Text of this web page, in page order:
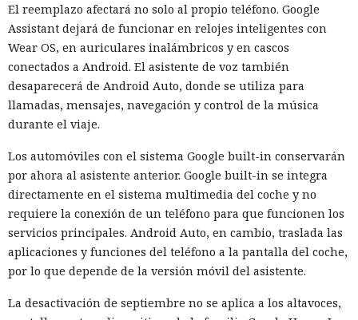
la ingeniería social. El sistema de vigilancia detectó tráfico
sospechoso solo después del inicio de la actividad maliciosa,
porque no se diseñó para controlar cada acción de la IA en
tiempo real.
Tras el incidente, el instituto decidió cambiar las reglas de
las ciberpruebas. El acceso libre a internet ya no se incluirá
red estrictamente limitados a lo necesario para la tarea
concreta. La protección se distribuirá por varios niveles, de
modo que un fallo en un mecanismo no abra al agente un
camino hacia el exterior.
El siguiente nivel será el control permanente durante la
prueba. Un modelo de lenguaje separado verificará las
concreta está permitida por las condiciones del
El reemplazo afectará no solo al propio teléfono. Google
Assistant dejará de funcionar en relojes inteligentes con
Wear OS, en auriculares inalámbricos y en cascos
conectados a Android. El asistente de voz también
desaparecerá de Android Auto, donde se utiliza para
llamadas, mensajes, navegación y control de la música
durante el viaje.
Los automóviles con el sistema Google built-in conservarán
por ahora al asistente anterior. Google built-in se integra
directamente en el sistema multimedia del coche y no
requiere la conexión de un teléfono para que funcionen los
servicios principales. Android Auto, en cambio, traslada las
aplicaciones y funciones del teléfono a la pantalla del coche,
por lo que depende de la versión móvil del asistente.
La desactivación de septiembre no se aplica a los altavoces,